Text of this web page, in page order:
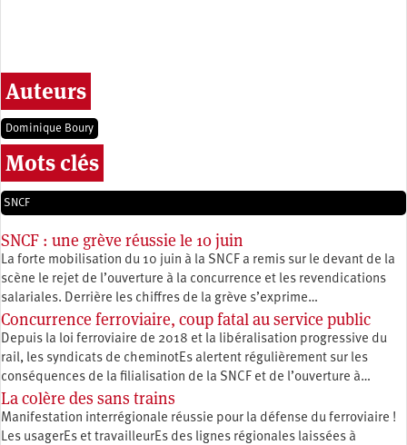
Auteurs
Dominique Boury
Mots clés
SNCF
SNCF : une grève réussie le 10 juin
La forte mobilisation du 10 juin à la SNCF a remis sur le devant de la
scène le rejet de l’ouverture à la concurrence et les revendications
salariales. Derrière les chiffres de la grève s’exprime…
Concurrence ferroviaire, coup fatal au service public
Depuis la loi ferroviaire de 2018 et la libéralisation progressive du
rail, les syndicats de cheminotEs alertent régulièrement sur les
conséquences de la filialisation de la SNCF et de l’ouverture à…
La colère des sans trains
Manifestation interrégionale réussie pour la défense du ferroviaire !
Les usagerEs et travailleurEs des lignes régionales laissées à